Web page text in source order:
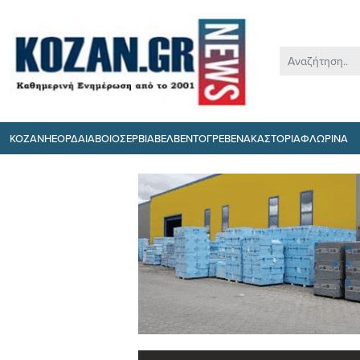
ΚΟΖΑΝΗΕΟΡΔΑΙΑΒΟΙΟΣΕΡΒΙΑΒΕΛΒΕΝΤΟΓΡΕΒΕΝΑΚΑΣΤΟΡΙΑΦΛΩΡΙΝΑ